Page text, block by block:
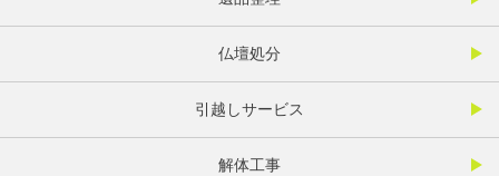
仏壇処分
引越しサービス
解体工事